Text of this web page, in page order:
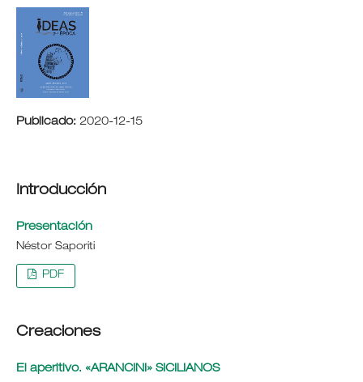
Publicado: 2020-12-15
Introducción
Presentación
Néstor Saporiti
PDF
Creaciones
El aperitivo. «ARANCINI» SICILIANOS